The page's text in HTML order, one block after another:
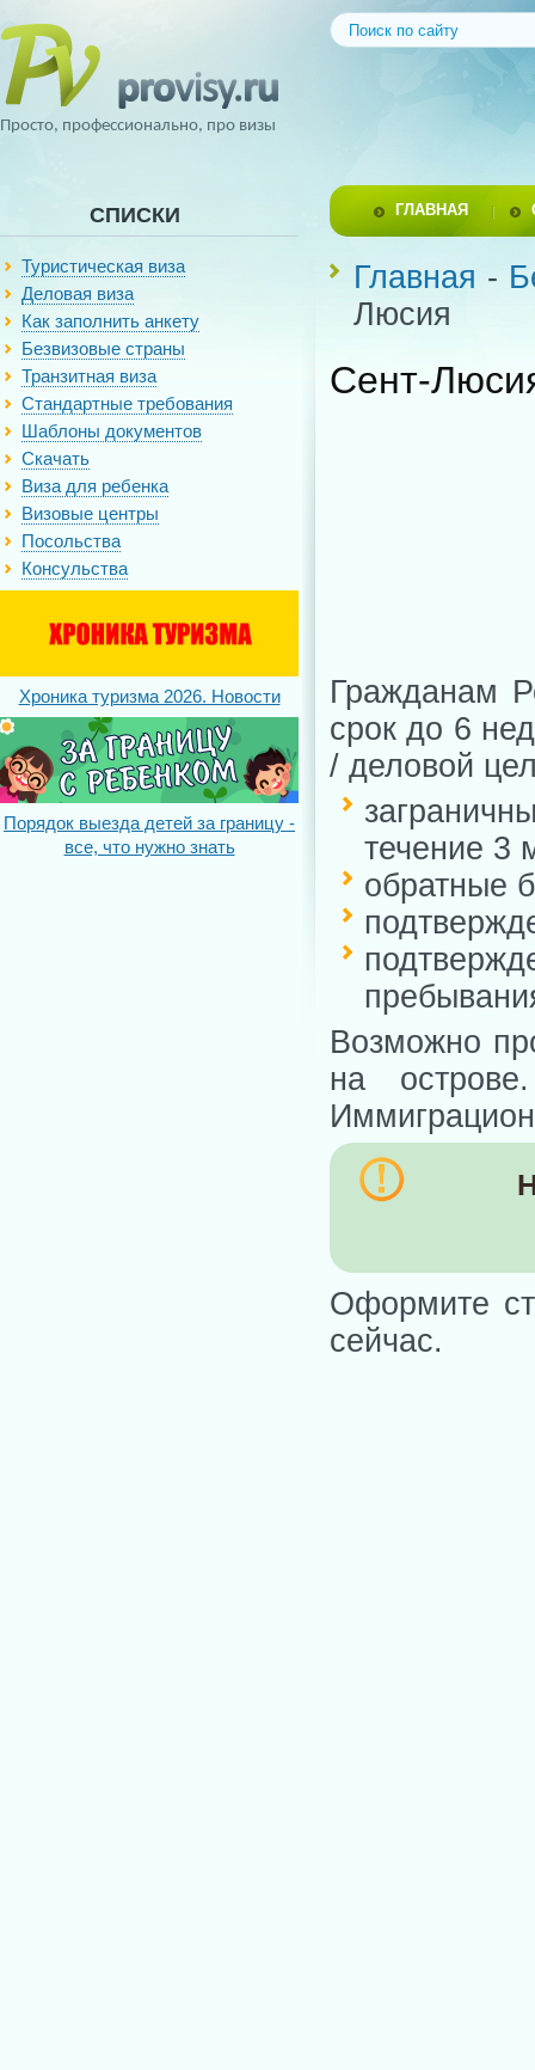
Просто, профессионально, про визы
СПИСКИ
Туристическая виза
Деловая виза
Как заполнить анкету
Безвизовые страны
Транзитная виза
Стандартные требования
Шаблоны документов
Скачать
Виза для ребенка
Визовые центры
Посольства
Консульства
Хроника туризма 2026. Новости
Порядок выезда детей за границу -
все, что нужно знать
ГЛАВНАЯ
Главная -
Люсия
Сент-
Гражданам
срок до 6
/ деловой
течение 3
обратные
Возможно
на
Оформите
сейчас.